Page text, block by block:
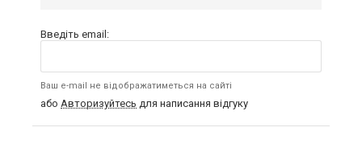
Введіть email:
Ваш e-mail не відображатиметься на сайті
або Авторизуйтесь для написання відгуку